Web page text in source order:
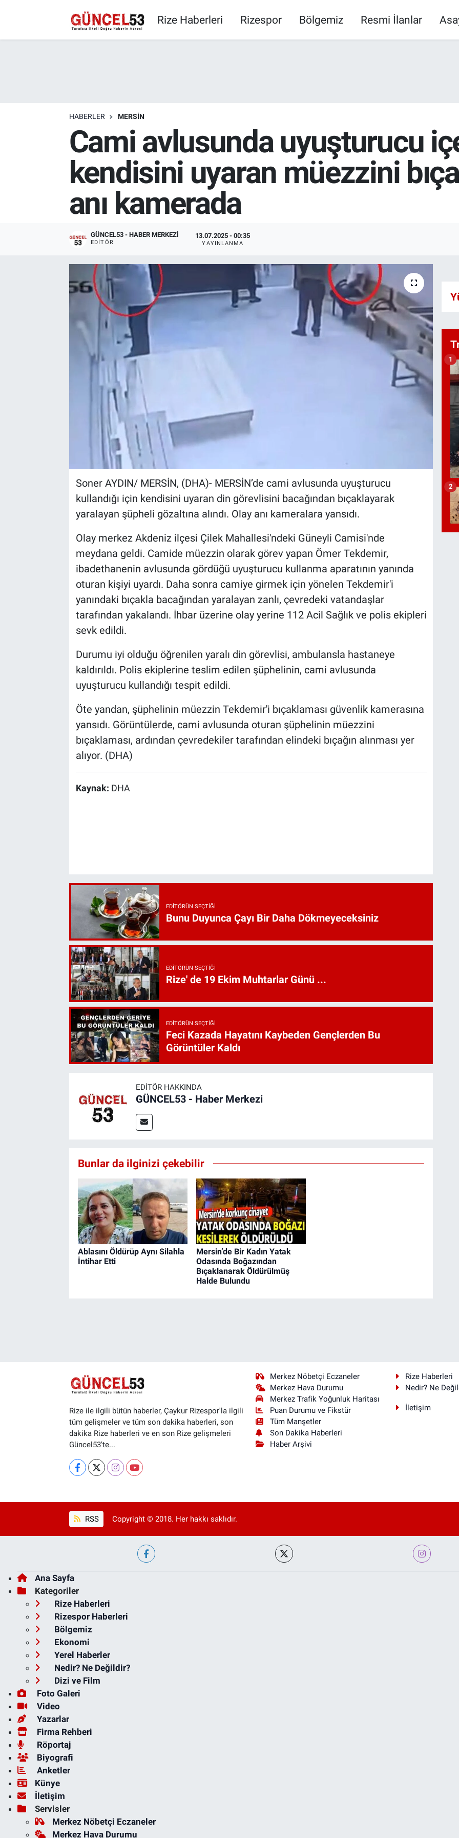
Rize Haberleri Rizespor Bölgemiz Resmi İlanlar
HABERLER MERSIN
Cami avlusunda uyuşturucu
kendisini uyaran müezzini
anı kamerada
GÜNCEL53 - HABER MERKEZI
EDITÖR
13.07.2025 - 00:35
YAYINLANMA
Soner AYDIN/ MERSİN, (DHA)- MERSİN’de cami avlusunda uyuşturucu
kullandığı için kendisini uyaran din görevlisini bacağından bıçaklayarak
yaralayan şüpheli gözaltına alındı. Olay anı kameralara yansıdı.
Olay merkez Akdeniz ilçesi Çilek Mahallesi'ndeki Güneyli Camisi'nde
meydana geldi. Camide müezzin olarak görev yapan Ömer Tekdemir,
ibadethanenin avlusunda gördüğü uyuşturucu kullanma aparatının yanında
oturan kişiyi uyardı. Daha sonra camiye girmek için yönelen Tekdemir'i
yanındaki bıçakla bacağından yaralayan zanlı, çevredeki vatandaşlar
tarafından yakalandı. İhbar üzerine olay yerine 112 Acil Sağlık ve polis ekipleri
sevk edildi.
Durumu iyi olduğu öğrenilen yaralı din görevlisi, ambulansla hastaneye
kaldırıldı. Polis ekiplerine teslim edilen şüphelinin, cami avlusunda
uyuşturucu kullandığı tespit edildi.
Öte yandan, şüphelinin müezzin Tekdemir'i bıçaklaması güvenlik kamerasına
yansıdı. Görüntülerde, cami avlusunda oturan şüphelinin müezzini
bıçaklaması, ardından çevredekiler tarafından elindeki bıçağın alınması yer
alıyor. (DHA)
Kaynak: DHA
EDITÖRÜN SEÇTIĞI
Bunu Duyunca Çayı Bir Daha Dökmeyeceksiniz
EDITÖRÜN SEÇTIĞI
Rize' de 19 Ekim Muhtarlar Günü ...
EDITÖRÜN SEÇTIĞI
Feci Kazada Hayatını Kaybeden Gençlerden Bu
Görüntüler Kaldı
EDITÖR HAKKINDA
GÜNCEL53 - Haber Merkezi
Bunlar da ilginizi çekebilir
Ablasını Öldürüp Aynı Silahla
İntihar Etti
Mersin’de Bir Kadın Yatak
Odasında Boğazından
Bıçaklanarak Öldürülmüş
Halde Bulundu
1
2
Rize ile ilgili bütün haberler, Çaykur Rizespor'la ilgili
tüm gelişmeler ve tüm son dakika haberleri, son
dakika Rize haberleri ve en son Rize gelişmeleri
Güncel53'te...
Merkez Nöbetçi Eczaneler
Merkez Hava Durumu
Merkez Trafik Yoğunluk Haritası
Puan Durumu ve Fikstür
Tüm Manşetler
Son Dakika Haberleri
Haber Arşivi
Rize Haberleri
Nedir? Ne
İletişim
RSS Copyright © 2018. Her hakkı saklıdır.
Ana Sayfa
Kategoriler
Rize Haberleri
Rizespor Haberleri
Bölgemiz
Ekonomi
Yerel Haberler
Nedir? Ne Değildir?
Dizi ve Film
Foto Galeri
Video
Yazarlar
Firma Rehberi
Röportaj
Biyografi
Anketler
Künye
İletişim
Servisler
Merkez Nöbetçi Eczaneler
Merkez Hava Durumu